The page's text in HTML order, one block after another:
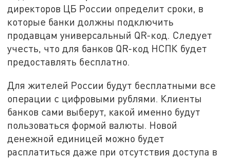
директоров ЦБ России определит сроки, в
которые банки должны подключить
продавцам универсальный QR-код. Следует
учесть, что для банков QR-код НСПК будет
предоставлять бесплатно.
Для жителей России будут бесплатными все
операции с цифровыми рублями. Клиенты
банков сами выберут, какой именно будут
пользоваться формой валюты. Новой
денежной единицей можно будет
расплатиться даже при отсутствия доступа в